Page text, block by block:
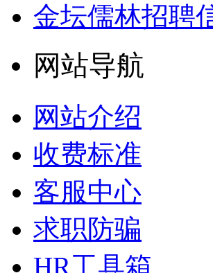
金坛儒林招聘
网站导航
网站介绍
收费标准
客服中心
求职防骗
HR工具箱